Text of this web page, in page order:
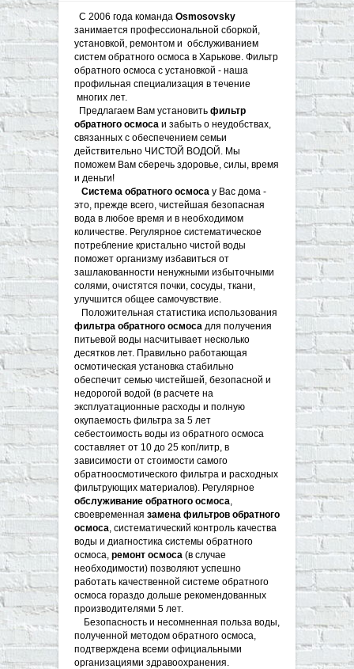
С 2006 года команда Osmosovsky
занимается профессиональной сборкой,
установкой, ремонтом и обслуживанием
систем обратного осмоса в Харькове. Фильтр
обратного осмоса с установкой - наша
профильная специализация в течение
многих лет.
Предлагаем Вам установить фильтр
обратного осмоса и забыть о неудобствах,
связанных с обеспечением семьи
действительно ЧИСТОЙ ВОДОЙ. Мы
поможем Вам сберечь здоровье, силы, время
и деньги!
Система обратного осмоса у Вас дома -
это, прежде всего, чистейшая безопасная
вода в любое время и в необходимом
количестве. Регулярное систематическое
потребление кристально чистой воды
поможет организму избавиться от
зашлакованности ненужными избыточными
солями, очистятся почки, сосуды, ткани,
улучшится общее самочувствие.
Положительная статистика использования
фильтра обратного осмоса для получения
питьевой воды насчитывает несколько
десятков лет. Правильно работающая
осмотическая установка стабильно
обеспечит семью чистейшей, безопасной и
недорогой водой (в расчете на
эксплуатационные расходы и полную
окупаемость фильтра за 5 лет
себестоимость воды из обратного осмоса
составляет от 10 до 25 коп/литр, в
зависимости от стоимости самого
обратноосмотического фильтра и расходных
фильтрующих материалов). Регулярное
обслуживание обратного осмоса
своевременная замена фильтров обратного
осмоса , систематический контроль качества
воды и диагностика системы обратного
осмоса, ремонт осмоса (в случае
необходимости) позволяют успешно
работать качественной системе обратного
осмоса гораздо дольше рекомендованных
производителями 5 лет.
Безопасность и несомненная польза воды,
полученной методом обратного осмоса,
подтверждена всеми официальными
организациями здравоохранения.